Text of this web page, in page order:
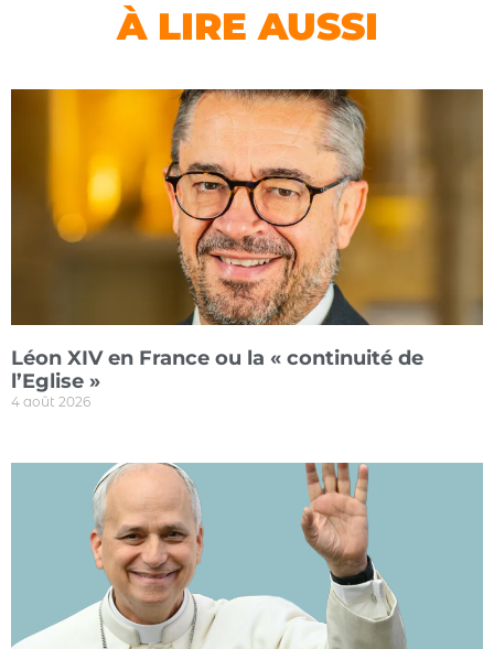
À LIRE AUSSI
Léon XIV en France ou la « continuité de
l’Eglise »
4 août 2026